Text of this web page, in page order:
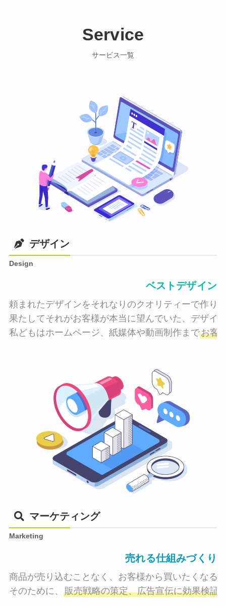
Service
サービス一覧
デザイン
Design
ベストデザイン
頼まれたデザインをそれなりのクオリティーで作り
果たしてそれがお客様が本当に望んでいた、デザイ
私どもはホームページ、紙媒体や動画制作までお客
マーケティング
Marketing
売れる仕組みづくり
商品が売り込むことなく、お客様から買いたくなる
そのために、 販売戦略の策定、広告宣伝に効果検証